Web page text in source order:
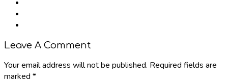
Leave A Comment
Your email address will not be published. Required fields are
marked *